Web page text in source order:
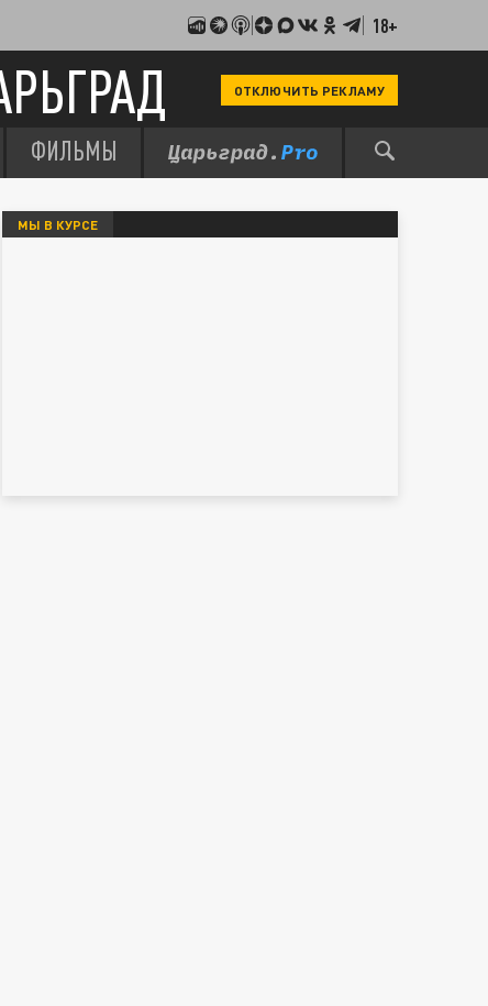
18+
ОТКЛЮЧИТЬ РЕКЛАМУ
ФИЛЬМЫ
МЫ В КУРСЕ